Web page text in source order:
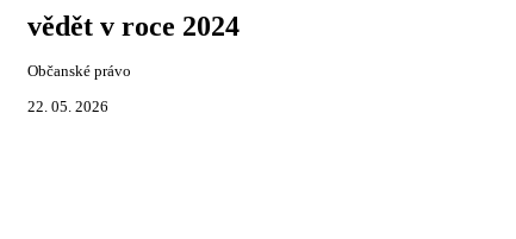
vědět v roce 2024
Občanské právo
22. 05. 2026